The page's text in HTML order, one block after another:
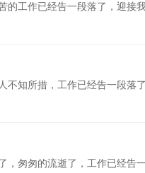
的工作已经告一段落了，迎接
不知所措，工作已经告一段落
，匆匆的流逝了，工作已经告